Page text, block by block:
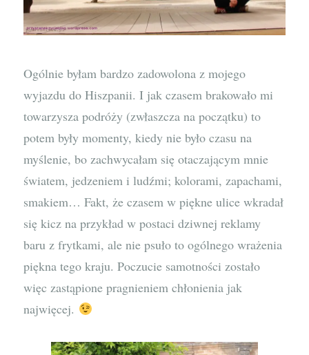
Ogólnie byłam bardzo zadowolona z mojego
wyjazdu do Hiszpanii. I jak czasem brakowało mi
towarzysza podróży (zwłaszcza na początku) to
potem były momenty, kiedy nie było czasu na
myślenie, bo zachwycałam się otaczającym mnie
światem, jedzeniem i ludźmi; kolorami, zapachami,
smakiem… Fakt, że czasem w piękne ulice wkradał
się kicz na przykład w postaci dziwnej reklamy
baru z frytkami, ale nie psuło to ogólnego wrażenia
piękna tego kraju. Poczucie samotności zostało
więc zastąpione pragnieniem chłonienia jak
najwięcej.